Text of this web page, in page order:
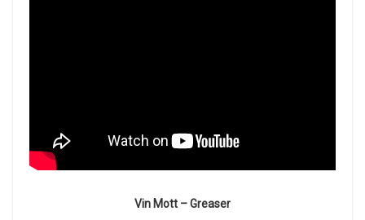
Vin Mott –Greaser